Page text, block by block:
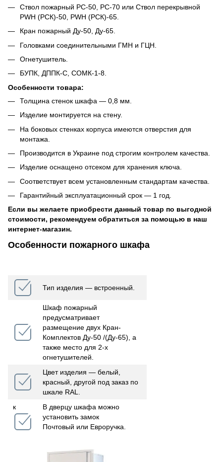
Ствол пожарный РС-50, РС-70 или Ствол перекрывной
PWH (РСК)-50, PWH (РСК)-65.
Кран пожарный Ду-50, Ду-65.
Головками соединительными ГМН и ГЦН.
Огнетушитель.
БУПК, ДППК-С, СОМК-1-8.
Особенности товара:
Толщина стенок шкафа ― 0,8 мм.
Изделие монтируется на стену.
На боковых стенках корпуса имеются отверстия для
монтажа.
Производится в Украине под строгим контролем качества.
Изделие оснащено отсеком для хранения ключа.
Соответствует всем установленным стандартам качества.
Гарантийный эксплуатационный срок ― 1 год.
Если вы желаете приобрести данный товар по выгодной
стоимости, рекомендуем обратиться за помощью в наш
интернет-магазин.
Особенности пожарного шкафа
Тип изделия ― встроенный.
Шкаф пожарный
предусматривает
размещение двух Кран-
Комплектов Дy-50 /(Дy-65), а
также место для 2-х
огнетушителей.
Цвет изделия ― белый,
красный, другой под заказ по
шкале RAL.
к
В дверцу шкафа можно
установить замок
Почтовый или Евроручка.